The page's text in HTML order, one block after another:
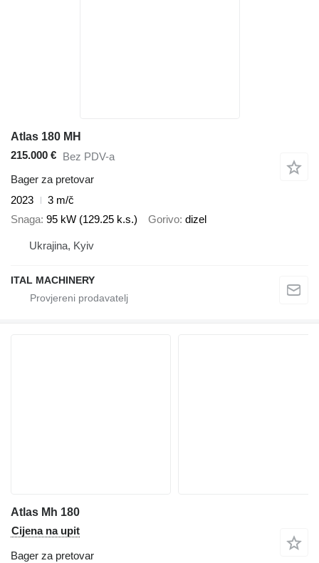
Atlas 180 MH
215.000 € Bez PDV-a
Bager za pretovar
2023
3 m/č
Snaga 95 kW (129.25 k.s.) Gorivo dizel
Ukrajina, Kyiv
ITAL MACHINERY
Atlas Mh 180
Cijena na upit
Bager za pretovar